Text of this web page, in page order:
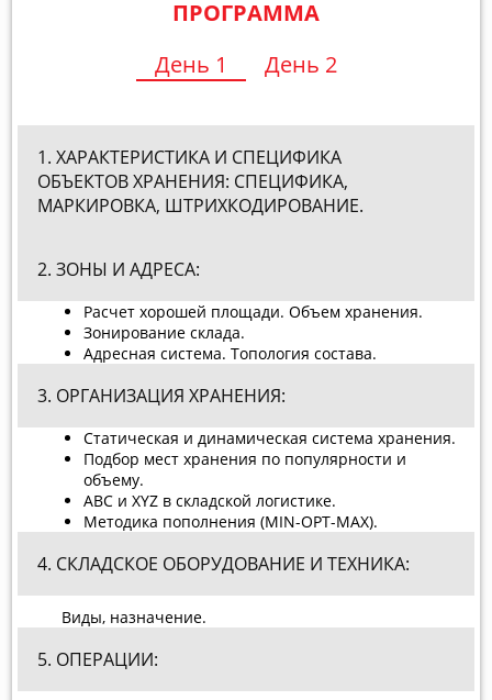
ПРОГРАММА
День 1
День 2
1. ХАРАКТЕРИСТИКА И СПЕЦИФИКА
ОБЪЕКТОВ ХРАНЕНИЯ: СПЕЦИФИКА,
МАРКИРОВКА, ШТРИХКОДИРОВАНИЕ.
2. ЗОНЫ И АДРЕСА:
Расчет хорошей площади. Объем хранения.
Зонирование склада.
Адресная система. Топология состава.
3. ОРГАНИЗАЦИЯ ХРАНЕНИЯ:
Статическая и динамическая система хранения.
Подбор мест хранения по популярности и
объему.
ABC и XYZ в складской логистике.
Методика пополнения (MIN-OPT-MAX).
4. СКЛАДСКОЕ ОБОРУДОВАНИЕ И ТЕХНИКА:
Виды, назначение.
5. ОПЕРАЦИИ: